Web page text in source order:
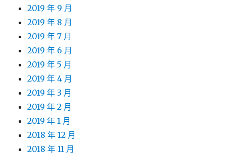
2019 年 9 月
2019 年 8 月
2019 年 7 月
2019 年 6 月
2019 年 5 月
2019 年 4 月
2019 年 3 月
2019 年 2 月
2019 年 1 月
2018 年 12 月
2018 年 11 月